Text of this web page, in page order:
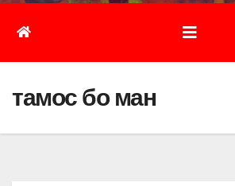
тамос бо ман